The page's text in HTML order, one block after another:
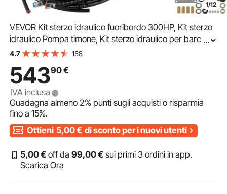
1/12
VEVOR Kit sterzo idraulico fuoribordo 300HP, Kit sterzo
idraulico Pompa timone, Kit sterzo idraulico per barca
con tubo sterzo idraulico da 16 piedi per sistema di
...
4.7 158
54390€
IVA inclusa
Guadagna almeno2% punti sugli acquisti o risparmia
fino a15%.
Ottieni 5,00€ di sconto per i nuovi utenti
5,00€ off da99,00€ sui primi 3 ordini in app.
Scarica Ora